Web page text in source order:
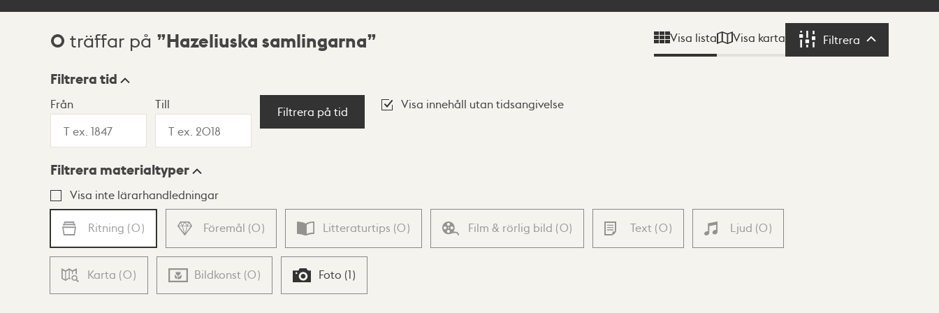
Sökresultat
0 träffar på Hazeliuska samlingarna Visa lista Visa karta Filtrera Filtrera
Visningsläge
Lista Karta
Filtrera tid
Från Till
Filtrera på tid
Visa innehåll utan tidsangivelse
Filtrera materialtyper
Visa inte lärarhandledningar
Ritning (0) Föremål (0) Litteraturtips (0) Film & rörlig bild (0) Text (0) Ljud (0)
Karta (0) Bildkonst (0) Foto (1)